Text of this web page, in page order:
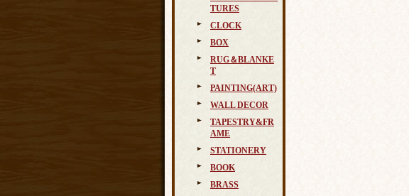
TURES
CLOCK
BOX
RUG＆BLANKE
T
PAINTING(ART)
WALL DECOR
TAPESTRY&FR
AME
STATIONERY
BOOK
BRASS